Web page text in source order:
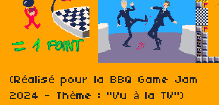
(Réalisé pour la BBQ Game Jam
2024 - Thème : "Vu à la TV")